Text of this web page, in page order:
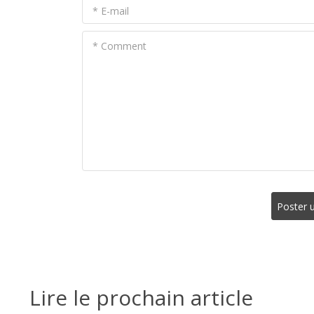
* E-mail
* Comment
Poster
Lire le prochain article